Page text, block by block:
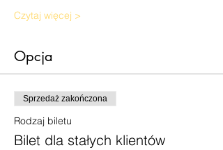
Czytaj więcej >
Opcja
Sprzedaż zakończona
Rodzaj biletu
Bilet dla stałych klientów